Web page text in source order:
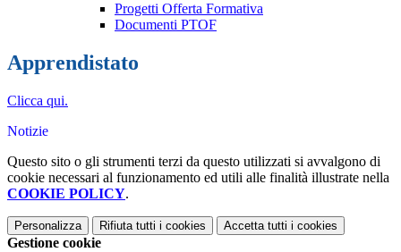
Progetti Offerta Formativa
Documenti PTOF
Apprendistato
Clicca qui.
Notizie
Questo sito o gli strumenti terzi da questo utilizzati si avvalgono di
cookie necessari al funzionamento ed utili alle finalità illustrate nella
COOKIE POLICY.
Personalizza Rifiuta tutti i cookies Accetta tutti i cookies
Gestione cookie